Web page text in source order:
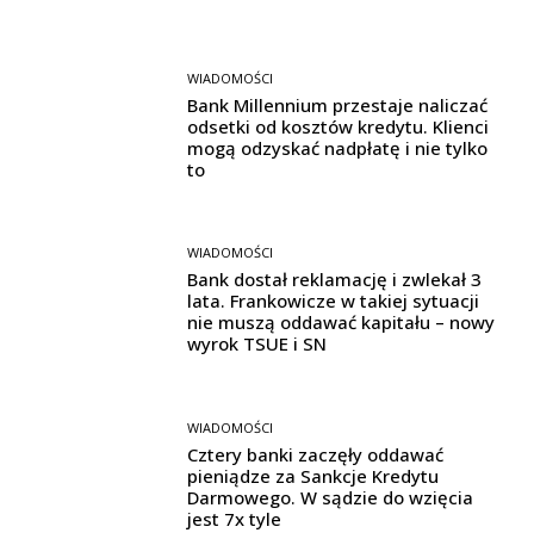
WIADOMOŚCI
Bank Millennium przestaje naliczać
odsetki od kosztów kredytu. Klienci
mogą odzyskać nadpłatę i nie tylko
to
WIADOMOŚCI
Bank dostał reklamację i zwlekał 3
lata. Frankowicze w takiej sytuacji
nie muszą oddawać kapitału – nowy
wyrok TSUE i SN
WIADOMOŚCI
Cztery banki zaczęły oddawać
pieniądze za Sankcje Kredytu
Darmowego. W sądzie do wzięcia
jest 7x tyle